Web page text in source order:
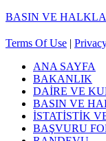
BASIN VE
Terms Of Use |
ANA SAYFA
BAKANLIK
DAİRE VE
BASIN VE
İSTATİSTİK
BAŞVURU